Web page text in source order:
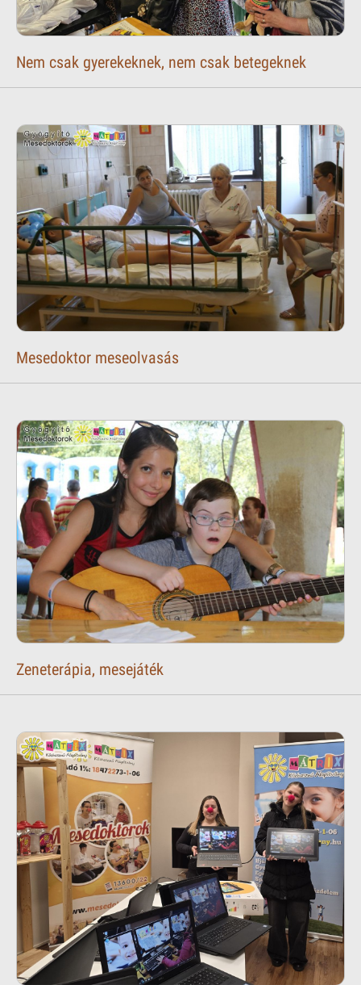
Nem csak gyerekeknek, nem csak betegeknek
Mesedoktor meseolvasás
Zeneterápia, mesejáték